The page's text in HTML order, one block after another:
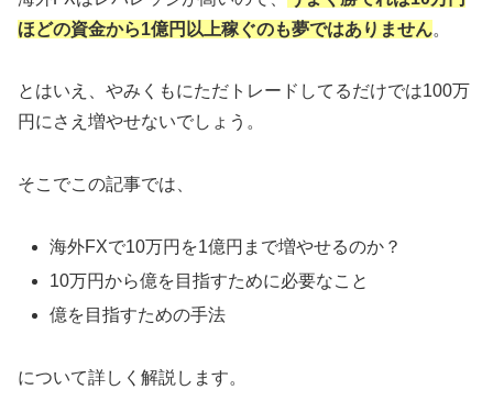
ほどの資金から1億円以上稼ぐのも夢ではありません。
とはいえ、やみくもにただトレードしてるだけでは100万
円にさえ増やせないでしょう。
そこでこの記事では、
海外FXで10万円を1億円まで増やせるのか？
10万円から億を目指すために必要なこと
億を目指すための手法
について詳しく解説します。